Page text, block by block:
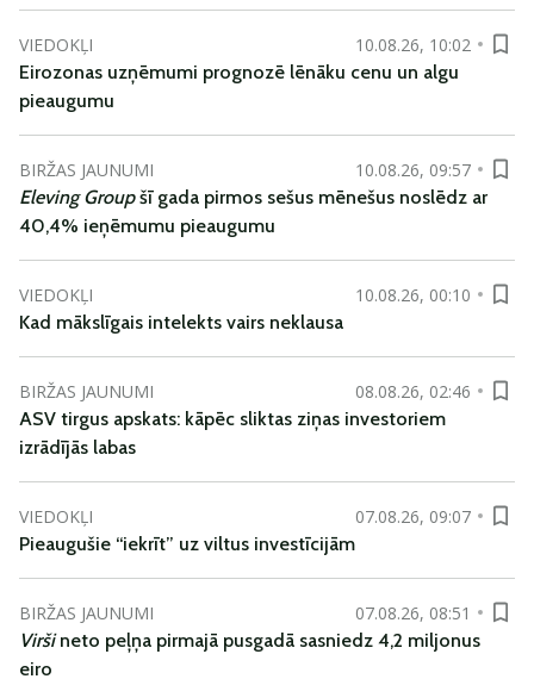
VIEDOKĻI
10.08.26, 10:02
Eirozonas uzņēmumi prognozē lēnāku cenu un algu
pieaugumu
BIRŽAS JAUNUMI
10.08.26, 09:57
Eleving Groupšī gada pirmos sešus mēnešus noslēdz ar
40,4% ieņēmumu pieaugumu
VIEDOKĻI
10.08.26, 00:10
Kad mākslīgais intelekts vairs neklausa
BIRŽAS JAUNUMI
08.08.26, 02:46
ASV tirgus apskats: kāpēc sliktas ziņas investoriem
izrādījās labas
VIEDOKĻI
07.08.26, 09:07
Pieaugušie “iekrīt” uz viltus investīcijām
BIRŽAS JAUNUMI
07.08.26, 08:51
Viršineto peļņa pirmajā pusgadā sasniedz 4,2 miljonus
eiro